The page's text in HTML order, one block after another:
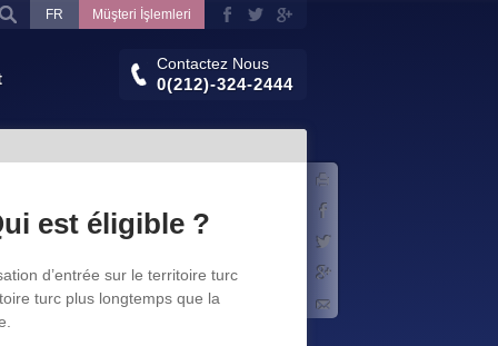
Contactez Nous
0(212)-324-2444
FR Müşteri İşlemleri
est éligible ?
d’entrée sur le territoire turc
turc plus longtemps que la